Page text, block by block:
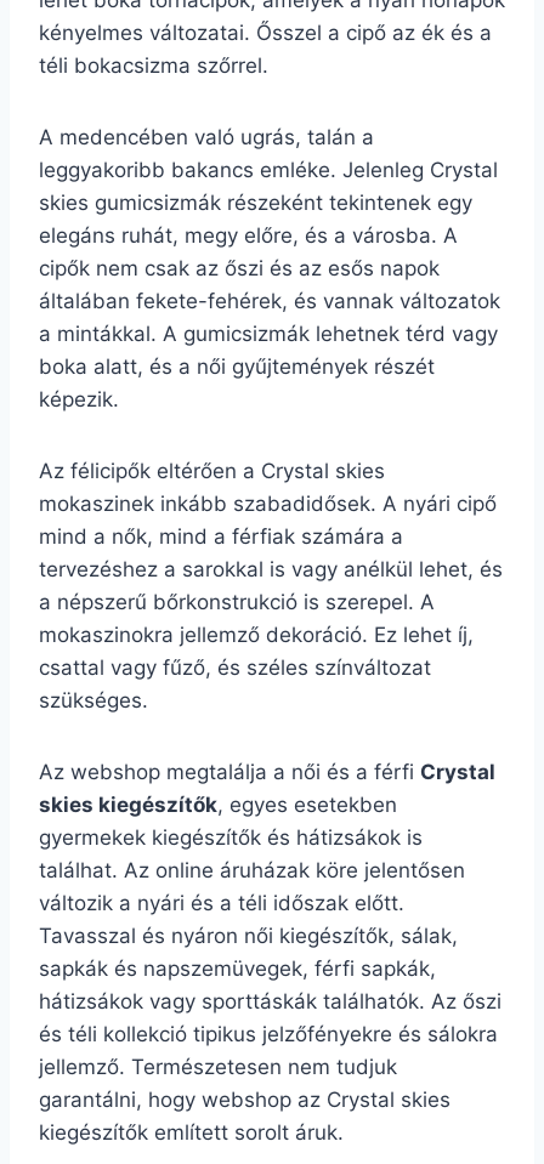
kényelmes változatai. Ősszel a cipő az ék és a
téli bokacsizma szőrrel.
A medencében való ugrás, talán a
leggyakoribb bakancs emléke. Jelenleg Crystal
skies gumicsizmák részeként tekintenek egy
elegáns ruhát, megy előre, és a városba. A
cipők nem csak az őszi és az esős napok
általában fekete-fehérek, és vannak változatok
a mintákkal. A gumicsizmák lehetnek térd vagy
boka alatt, és a női gyűjtemények részét
képezik.
Az félicipők eltérően a Crystal skies
mokaszinek inkább szabadidősek. A nyári cipő
mind a nők, mind a férfiak számára a
tervezéshez a sarokkal is vagy anélkül lehet, és
a népszerű bőrkonstrukció is szerepel. A
mokaszinokra jellemző dekoráció. Ez lehet íj,
csattal vagy fűző, és széles színváltozat
szükséges.
Az webshop megtalálja a női és a férfi Crystal
skies kiegészítők, egyes esetekben
gyermekek kiegészítők és hátizsákok is
találhat. Az online áruházak köre jelentősen
változik a nyári és a téli időszak előtt.
Tavasszal és nyáron női kiegészítők, sálak,
sapkák és napszemüvegek, férfi sapkák,
hátizsákok vagy sporttáskák találhatók. Az őszi
és téli kollekció tipikus jelzőfényekre és sálokra
jellemző. Természetesen nem tudjuk
garantálni, hogy webshop az Crystal skies
kiegészítők említett sorolt áruk.